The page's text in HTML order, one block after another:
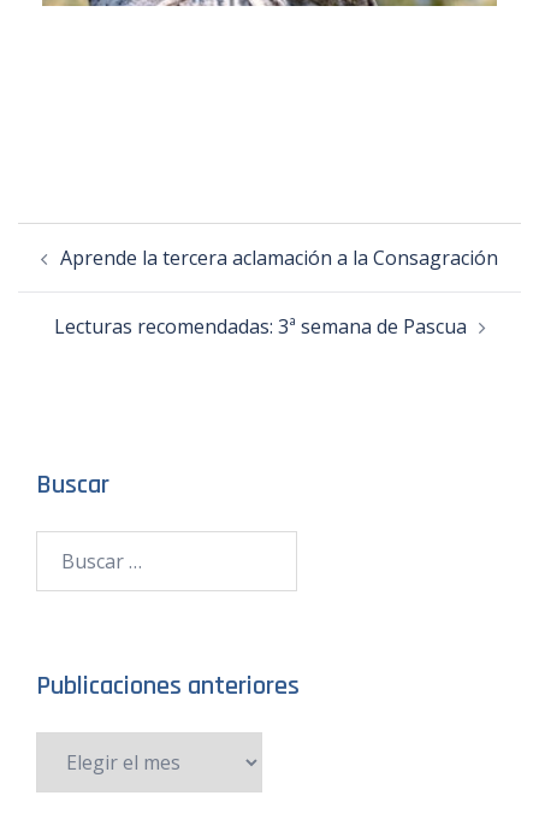
Aprende la tercera aclamación a la Consagración
Lecturas recomendadas: 3ª semana de Pascua
Buscar
Publicaciones anteriores